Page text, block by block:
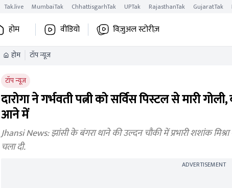
Tak.live MumbaiTak ChhattisgarhTak UPTak RajasthanTak GujaratTak
होम वीडियो विज़ुअल स्टोरीज़
होम टॉप न्यूज
टॉप न्यूज
दारोगा ने गर्भवती पत्नी को सर्विस पिस्टल से मारी
आने में
Jhansi News: झांसी के बंगरा थाने की उल्दन चौकी में प्रभारी शशांक
चला दी.
ADVERTISEMENT